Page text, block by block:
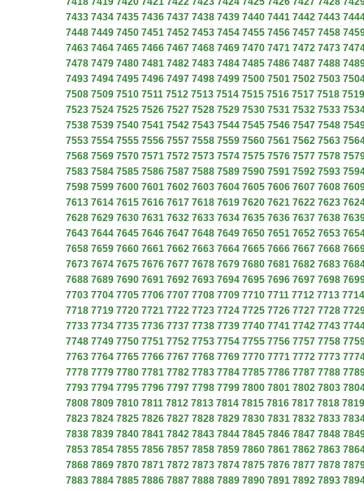
7433 7434 7435 7436 7437 7438 7439 7440 7441 7442 7443
7448 7449 7450 7451 7452 7453 7454 7455 7456 7457 7458
7463 7464 7465 7466 7467 7468 7469 7470 7471 7472 7473
7478 7479 7480 7481 7482 7483 7484 7485 7486 7487 7488
7493 7494 7495 7496 7497 7498 7499 7500 7501 7502 7503
7508 7509 7510 7511 7512 7513 7514 7515 7516 7517 7518 7519
7523 7524 7525 7526 7527 7528 7529 7530 7531 7532 7533
7538 7539 7540 7541 7542 7543 7544 7545 7546 7547 7548
7553 7554 7555 7556 7557 7558 7559 7560 7561 7562 7563
7568 7569 7570 7571 7572 7573 7574 7575 7576 7577 7578
7583 7584 7585 7586 7587 7588 7589 7590 7591 7592 7593
7598 7599 7600 7601 7602 7603 7604 7605 7606 7607 7608
7613 7614 7615 7616 7617 7618 7619 7620 7621 7622 7623
7628 7629 7630 7631 7632 7633 7634 7635 7636 7637 7638
7643 7644 7645 7646 7647 7648 7649 7650 7651 7652 7653
7658 7659 7660 7661 7662 7663 7664 7665 7666 7667 7668
7673 7674 7675 7676 7677 7678 7679 7680 7681 7682 7683
7688 7689 7690 7691 7692 7693 7694 7695 7696 7697 7698
7703 7704 7705 7706 7707 7708 7709 7710 7711 7712 7713 7714
7718 7719 7720 7721 7722 7723 7724 7725 7726 7727 7728
7733 7734 7735 7736 7737 7738 7739 7740 7741 7742 7743
7748 7749 7750 7751 7752 7753 7754 7755 7756 7757 7758
7763 7764 7765 7766 7767 7768 7769 7770 7771 7772 7773
7778 7779 7780 7781 7782 7783 7784 7785 7786 7787 7788
7793 7794 7795 7796 7797 7798 7799 7800 7801 7802 7803
7808 7809 7810 7811 7812 7813 7814 7815 7816 7817 7818 7819
7823 7824 7825 7826 7827 7828 7829 7830 7831 7832 7833
7838 7839 7840 7841 7842 7843 7844 7845 7846 7847 7848
7853 7854 7855 7856 7857 7858 7859 7860 7861 7862 7863
7868 7869 7870 7871 7872 7873 7874 7875 7876 7877 7878
7883 7884 7885 7886 7887 7888 7889 7890 7891 7892 7893